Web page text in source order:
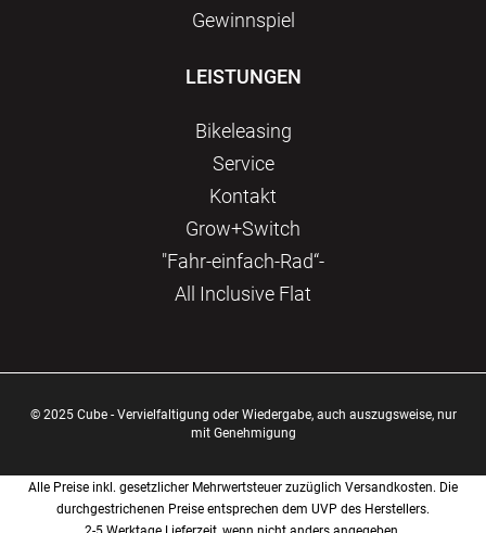
Gewinnspiel
LEISTUNGEN
Bikeleasing
Service
Kontakt
Grow+Switch
"Fahr-einfach-Rad“-
All Inclusive Flat
© 2025 Cube - Vervielfaltigung oder Wiedergabe, auch auszugsweise, nur
mit Genehmigung
Alle Preise inkl. gesetzlicher Mehrwertsteuer zuzüglich Versandkosten. Die
durchgestrichenen Preise entsprechen dem UVP des Herstellers.